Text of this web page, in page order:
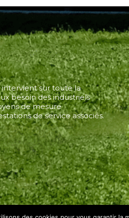
intervient sur toute la
besoin des industriels
de mesure
de service associés.